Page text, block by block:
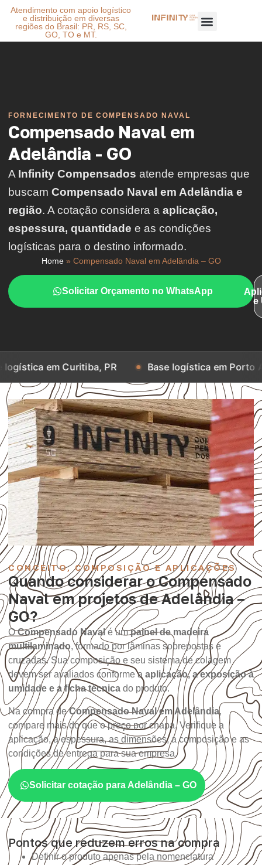
Atendimento com apoio logístico
e distribuição em diversas
regiões do Brasil: PR, RS, SC,
GO, TO e MT.
FORNECIMENTO DE COMPENSADO NAVAL
Compensado Naval em
Adelândia - GO
A Infinity Compensados atende empresas que
buscam Compensado Naval em Adelândia e
região. A cotação considera a aplicação,
espessura, quantidade e as condições
logísticas para o destino informado.
Home» Compensado Naval em Adelândia – GO
Solicitar Orçamento no WhatsApp
e
Curitiba, PR Base logística em Porto Alegre, RS
CONCEITO, COMPOSIÇÃO E APLICAÇÕES
Quando considerar o Compensado
Naval em projetos de Adelândia –
GO?
OCompensado Navalé umpainel de madeira
multilaminado, formado por lâminas sobrepostas e
cruzadas. Sua composição e seu sistema de colagem
devem ser avaliados conforme a aplicação, a exposição à
umidade e a ficha técnica do produto.
Na compra deCompensado Naval em Adelândia,
compare mais do que o preço por chapa. Verifique a
aplicação, a espessura, as dimensões, a composição e as
condições de entrega para sua empresa.
Solicitar cotação para Adelândia – GO
Pontos que reduzem erros na compra
Definir o produto apenas pela nomenclatura